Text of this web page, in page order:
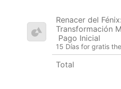
Renacer del Fénix:
Transformación
Pago Inicial
15 Días for gratis
Total